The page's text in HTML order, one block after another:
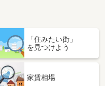
「住みたい街」
を見つけよう
家賃相場